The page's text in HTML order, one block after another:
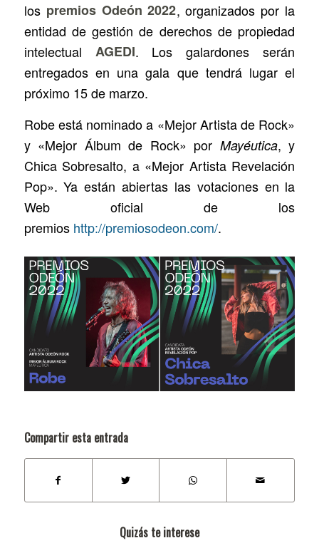
los premios Odeón 2022, organizados por la
entidad de gestión de derechos de propiedad
intelectual AGEDI. Los galardones serán
entregados en una gala que tendrá lugar el
próximo 15 de marzo.
Robe está nominado a «Mejor Artista de Rock»
y «Mejor Álbum de Rock» por Mayéutica, y
Chica Sobresalto, a «Mejor Artista Revelación
Pop». Ya están abiertas las votaciones en la
Web oficial de los
premios http://premiosodeon.com/.
Compartir esta entrada
Quizás te interese